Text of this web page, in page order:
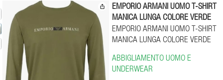
EMPORIO ARMANI UOMO T-SHIRT
MANICA LUNGA COLORE VERDE
EMPORIO ARMANI UOMO T-SHIRT
MANICA LUNGA COLORE VERDE
ABBIGLIAMENTO UOMO E
UNDERWEAR